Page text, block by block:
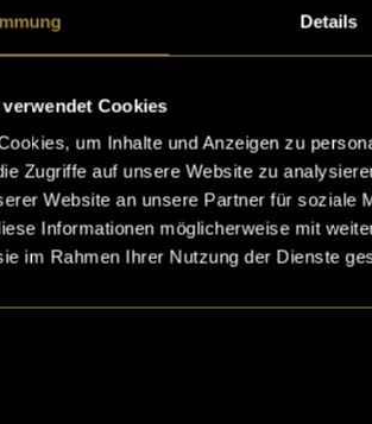
Details
Cookies
um Inhalte und Anzeigen zu
Zugriffe auf unsere Website zu
Website an unsere Partner für soziale
Informationen möglicherweise mit
im Rahmen Ihrer Nutzung der Dienste